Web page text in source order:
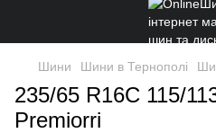
Шини Шини в Тернополі
235/65 R16C 115/
Premiorri